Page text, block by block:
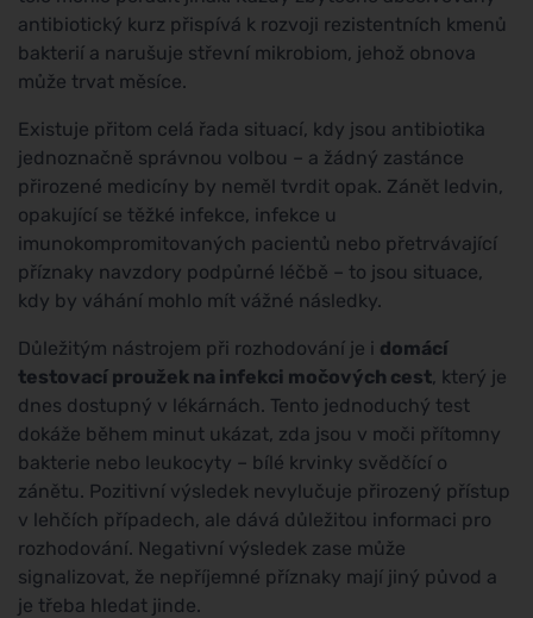
antibiotický kurz přispívá k rozvoji rezistentních kmenů
bakterií a narušuje střevní mikrobiom, jehož obnova
může trvat měsíce.
Existuje přitom celá řada situací, kdy jsou antibiotika
jednoznačně správnou volbou – a žádný zastánce
přirozené medicíny by neměl tvrdit opak. Zánět ledvin,
opakující se těžké infekce, infekce u
imunokompromitovaných pacientů nebo přetrvávající
příznaky navzdory podpůrné léčbě – to jsou situace,
kdy by váhání mohlo mít vážné následky.
Důležitým nástrojem při rozhodování je i domácí
testovací proužek na infekci močových cest, který je
dnes dostupný v lékárnách. Tento jednoduchý test
dokáže během minut ukázat, zda jsou v moči přítomny
bakterie nebo leukocyty – bílé krvinky svědčící o
zánětu. Pozitivní výsledek nevylučuje přirozený přístup
v lehčích případech, ale dává důležitou informaci pro
rozhodování. Negativní výsledek zase může
signalizovat, že nepříjemné příznaky mají jiný původ a
je třeba hledat jinde.